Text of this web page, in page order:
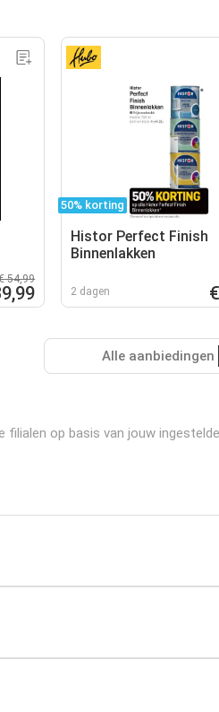
54,99
50% korting
Histor Perfect Finish
Binnenlakken
2 dagen
Alle aanbiedingen
filialen op basis van jouw